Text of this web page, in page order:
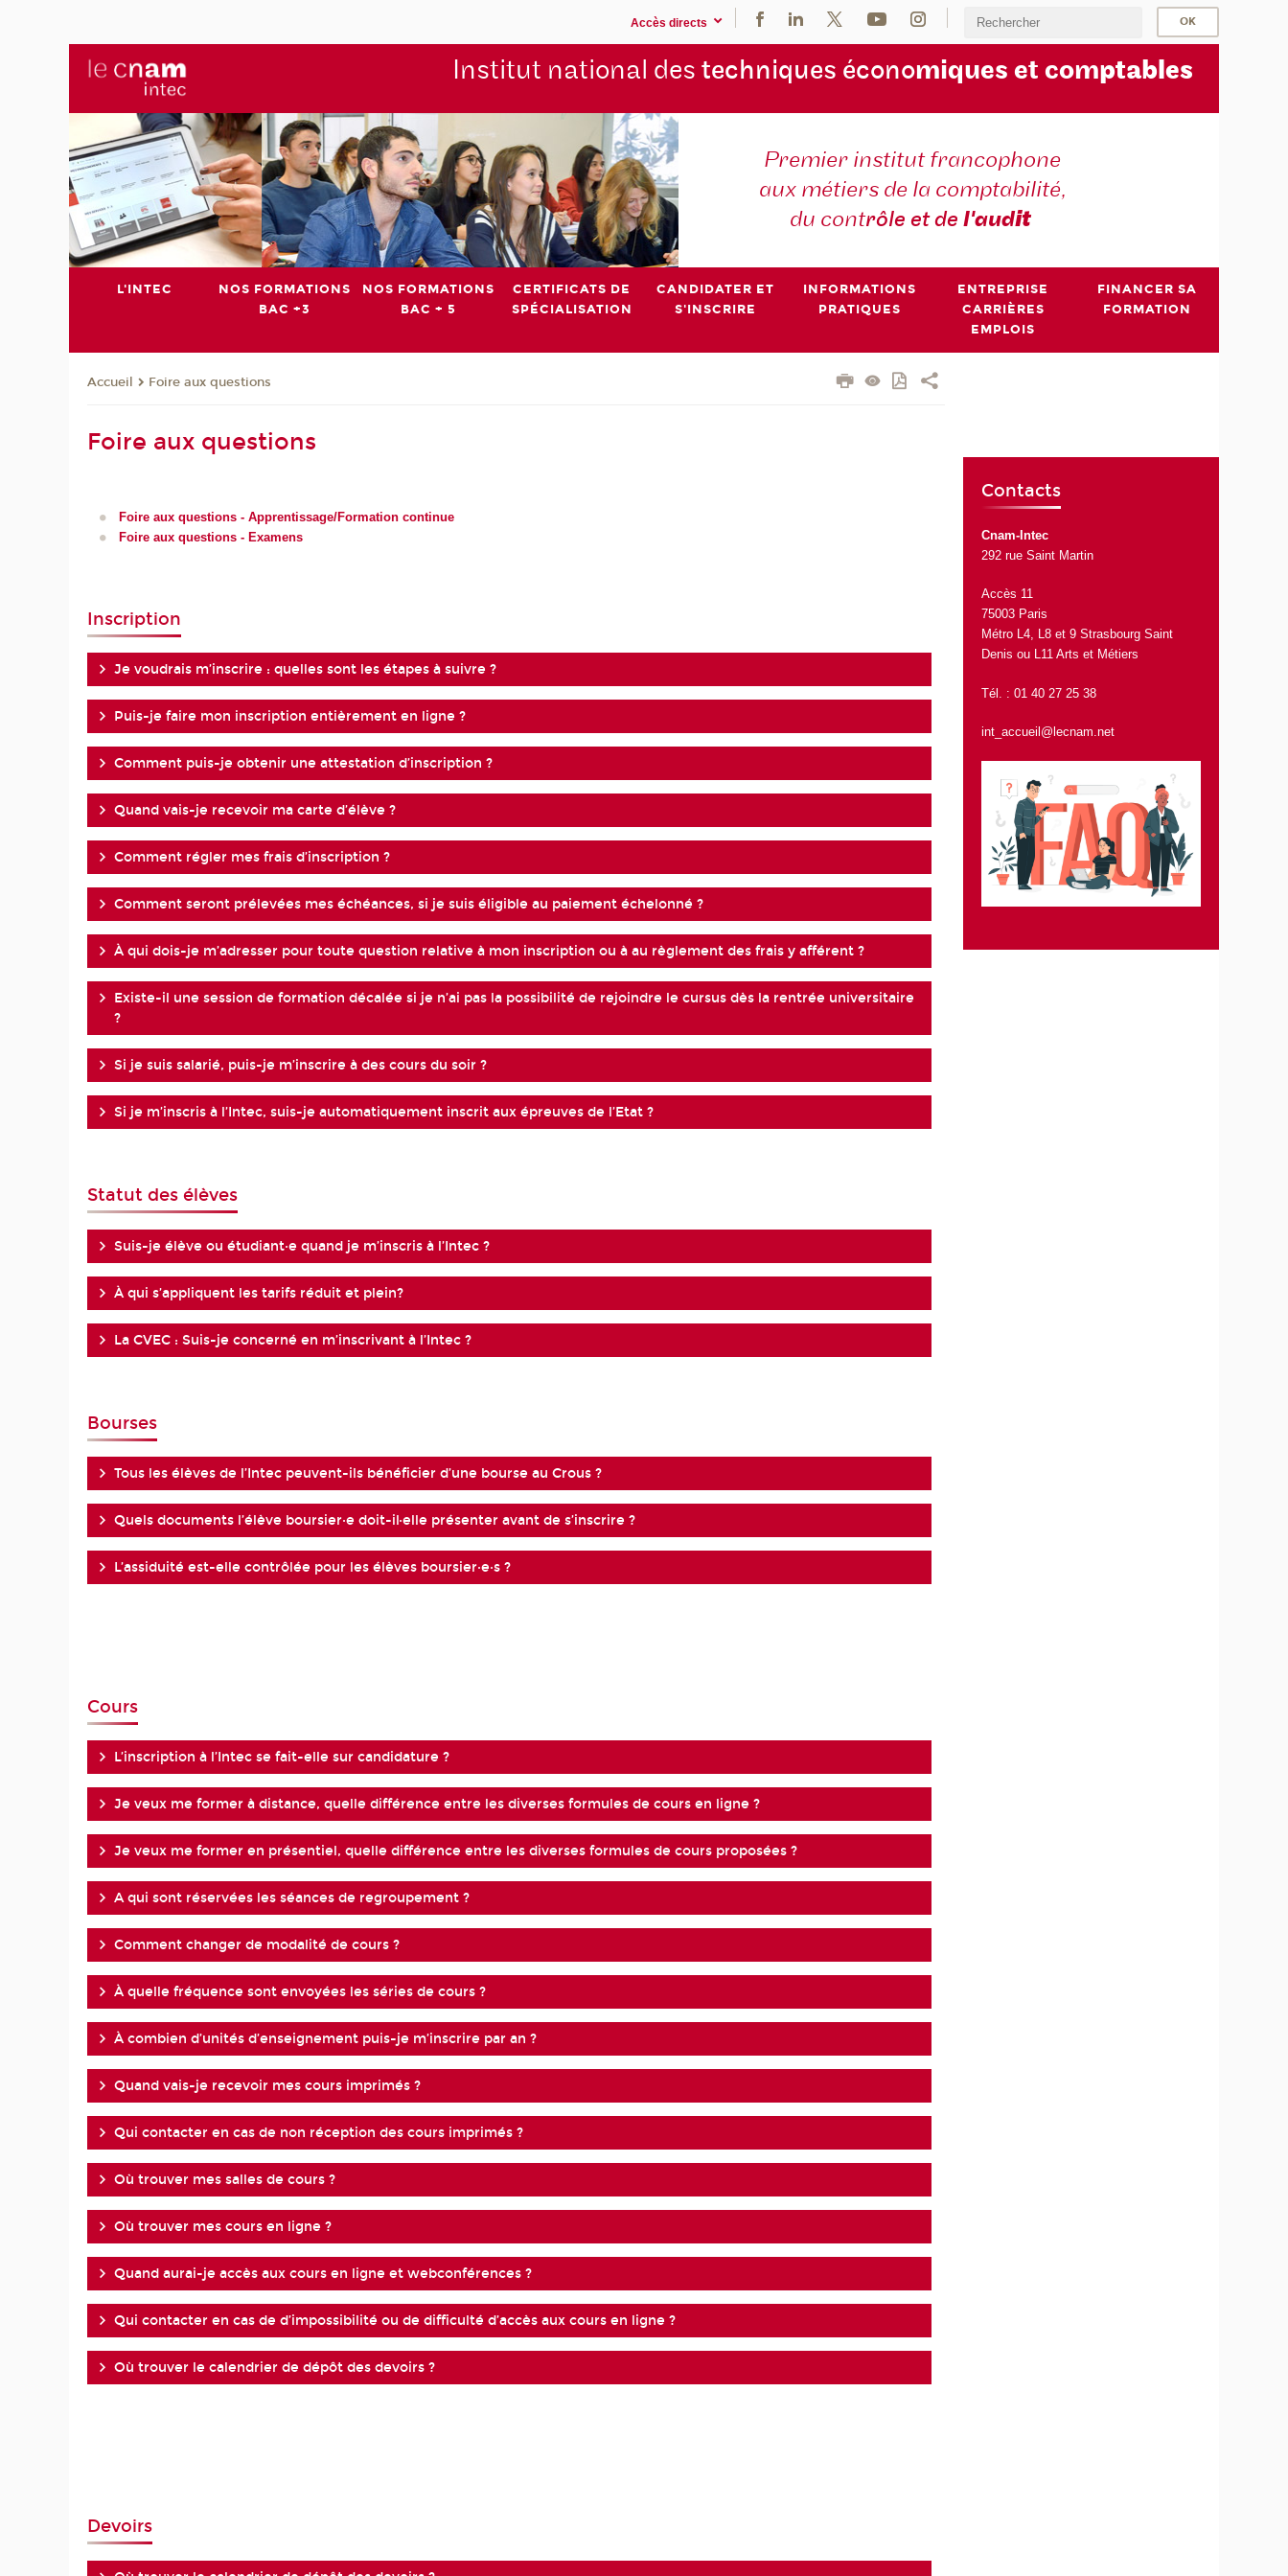
Accès directs
Institut national des techniques économiques et comptables
Premier institut francophone
aux métiers de la comptabilité,
du contrôle et del'audit
L'INTEC
NOS FORMATIONS
BAC +3
NOS FORMATIONS
BAC + 5
CERTIFICATS DE
SPÉCIALISATION
CANDIDATER ET
S'INSCRIRE
INFORMATIONS
PRATIQUES
ENTREPRISE
CARRIÈRES
EMPLOIS
FINANCER SA
FORMATION
Accueil Foire aux questions
Foire aux questions
Foire aux questions - Apprentissage/Formation continue
Foire aux questions - Examens
Inscription
Je voudrais m’inscrire : quelles sont les étapes à suivre ?
Puis-je faire mon inscription entièrement en ligne ?
Comment puis-je obtenir une attestation d’inscription ?
Quand vais-je recevoir ma carte d’élève ?
Comment régler mes frais d’inscription ?
Comment seront prélevées mes échéances, si je suis éligible au paiement échelonné ?
À qui dois-je m’adresser pour toute question relative à mon inscription ou à au règlement des frais y afférent ?
Existe-il une session de formation décalée si je n’ai pas la possibilité de rejoindre le cursus dès la rentrée universitaire
?
Si je suis salarié, puis-je m’inscrire à des cours du soir ?
Si je m’inscris à l’Intec, suis-je automatiquement inscrit aux épreuves de l’Etat ?
Statut des élèves
Suis-je élève ou étudiant·e quand je m’inscris à l’Intec ?
À qui s’appliquent les tarifs réduit et plein?
La CVEC : Suis-je concerné en m’inscrivant à l’Intec ?
Bourses
Tous les élèves de l’Intec peuvent-ils bénéficier d’une bourse au Crous ?
Quels documents l’élève boursier·e doit-il·elle présenter avant de s’inscrire ?
L’assiduité est-elle contrôlée pour les élèves boursier·e·s ?
Cours
L’inscription à l’Intec se fait-elle sur candidature ?
Je veux me former à distance, quelle différence entre les diverses formules de cours en ligne ?
Je veux me former en présentiel, quelle différence entre les diverses formules de cours proposées ?
A qui sont réservées les séances de regroupement ?
Comment changer de modalité de cours ?
À quelle fréquence sont envoyées les séries de cours ?
À combien d’unités d’enseignement puis-je m’inscrire par an ?
Quand vais-je recevoir mes cours imprimés ?
Qui contacter en cas de non réception des cours imprimés ?
Où trouver mes salles de cours ?
Où trouver mes cours en ligne ?
Quand aurai-je accès aux cours en ligne et webconférences ?
Qui contacter en cas de d’impossibilité ou de difficulté d’accès aux cours en ligne ?
Où trouver le calendrier de dépôt des devoirs ?
Devoirs
Contacts
Cnam-Intec
292 rue Saint Martin
Accès 11
75003 Paris
Métro L4, L8 et 9 Strasbourg Saint
Denis ou L11 Arts et Métiers
Tél. : 01 40 27 25 38
int_accueil@lecnam.net